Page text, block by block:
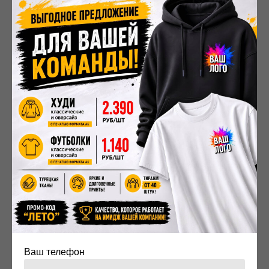
Ваш телефон
сотрудников по всему миру это станет вызовом,
решить который помогут цифровые платформы для
индивидуального заказа, интегрированные с
системой логистики.
Капсульность и коллаборации:
атрибутика как искусство
Чтобы выделиться, бренды будут двигаться в сторону
ограниченных коллекций и неожиданных партнерств.
Мерч будущего— это не масс-маркет, а капсульные
дропы, созданные в коллаборации с известными
дизайнерами, цифровыми художниками или даже
брендами из смежных индустрий.
Такой подход:
Создает ажиотаж и ощущение эксклюзивности.
Повышает лояльность, превращая сотрудников